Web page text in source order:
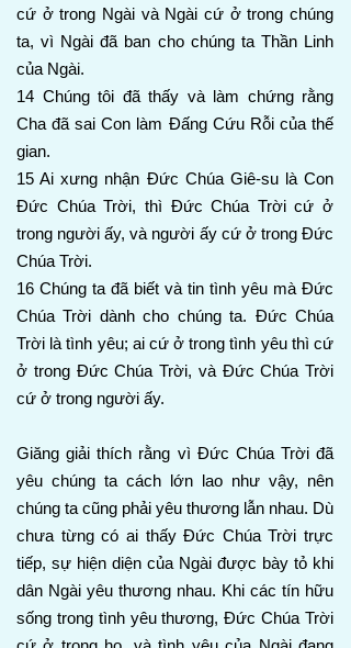
cứ ở trong Ngài và Ngài cứ ở trong chúng
ta, vì Ngài đã ban cho chúng ta Thần Linh
của Ngài.
14 Chúng tôi đã thấy và làm chứng rằng
Cha đã sai Con làm Đấng Cứu Rỗi của thế
gian.
15 Ai xưng nhận Đức Chúa Giê-su là Con
Đức Chúa Trời, thì Đức Chúa Trời cứ ở
trong người ấy, và người ấy cứ ở trong Đức
Chúa Trời.
16 Chúng ta đã biết và tin tình yêu mà Đức
Chúa Trời dành cho chúng ta. Đức Chúa
Trời là tình yêu; ai cứ ở trong tình yêu thì cứ
ở trong Đức Chúa Trời, và Đức Chúa Trời
cứ ở trong người ấy.
Giăng giải thích rằng vì Đức Chúa Trời đã
yêu chúng ta cách lớn lao như vậy, nên
chúng ta cũng phải yêu thương lẫn nhau. Dù
chưa từng có ai thấy Đức Chúa Trời trực
tiếp, sự hiện diện của Ngài được bày tỏ khi
dân Ngài yêu thương nhau. Khi các tín hữu
sống trong tình yêu thương, Đức Chúa Trời